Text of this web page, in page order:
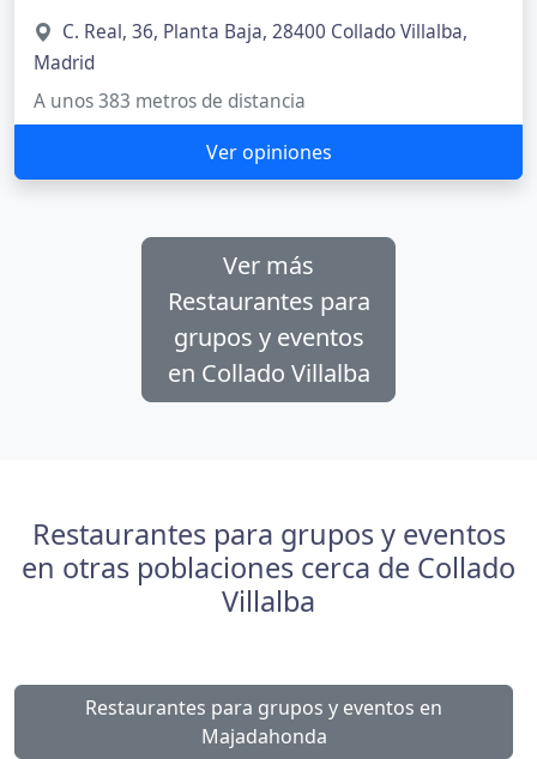
C. Real, 36, Planta Baja, 28400 Collado Villalba,
Madrid
A unos 383 metros de distancia
Ver opiniones
Ver más
Restaurantes para
grupos y eventos
en Collado Villalba
Restaurantes para grupos y eventos
en otras poblaciones cerca de Collado
Villalba
Restaurantes para grupos y eventos en
Majadahonda